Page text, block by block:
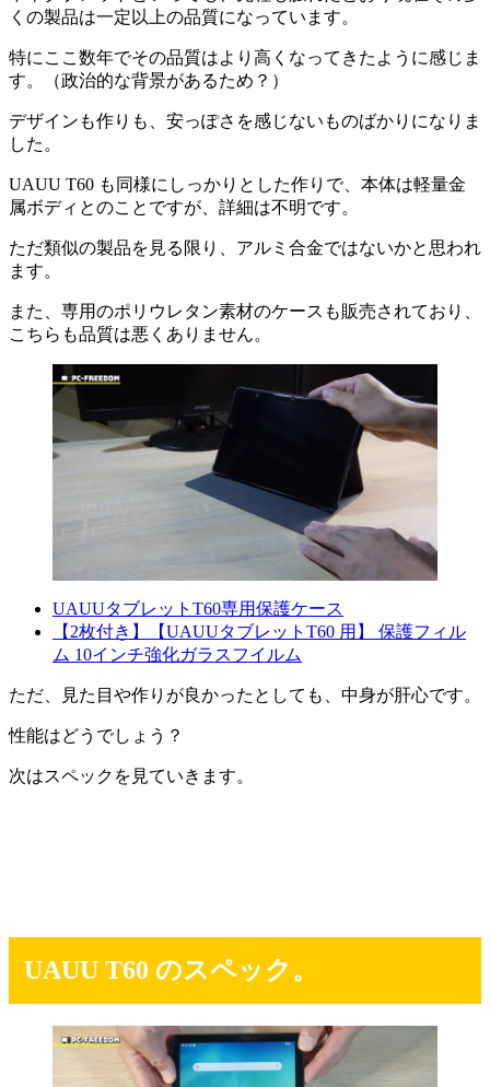
くの製品は一定以上の品質になっています。
特にここ数年でその品質はより高くなってきたように感じま
す。（政治的な背景があるため？）
デザインも作りも、安っぽさを感じないものばかりになりま
した。
UAUU T60 も同様にしっかりとした作りで、本体は軽量金
属ボディとのことですが、詳細は不明です。
ただ類似の製品を見る限り、アルミ合金ではないかと思われ
ます。
また、専用のポリウレタン素材のケースも販売されており、
こちらも品質は悪くありません。
UAUUタブレットT60専用保護ケース
【2枚付き】【UAUUタブレットT60 用】 保護フィル
ム 10インチ強化ガラスフイルム
ただ、見た目や作りが良かったとしても、中身が肝心です。
性能はどうでしょう？
次はスペックを見ていきます。
UAUU T60 のスペック。